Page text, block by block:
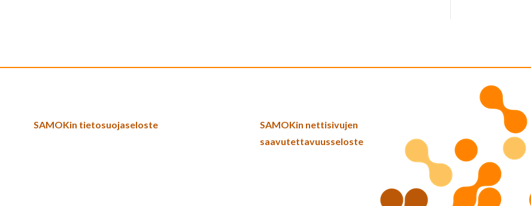
SAMOKin tietosuojaseloste
SAMOKin nettisivujen
saavutettavuusseloste